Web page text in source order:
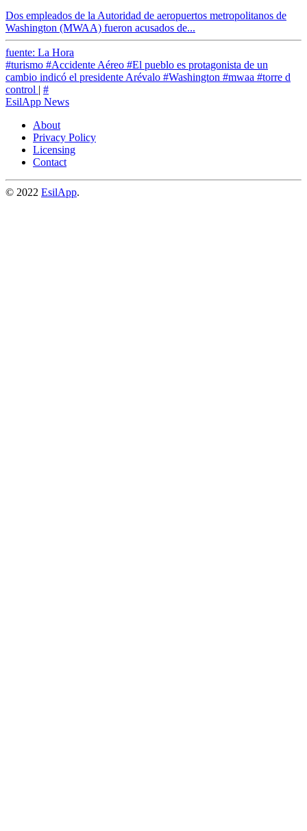
Dos empleados de la Autoridad de aeropuertos metropolitanos de
Washington (MWAA) fueron acusados de...
fuente: La Hora
#turismo #Accidente Aéreo #El pueblo es protagonista de un
cambio indicó el presidente Arévalo #Washington #mwaa #torre d
control | #
EsilApp News
About
Privacy Policy
Licensing
Contact
© 2022 EsilApp.